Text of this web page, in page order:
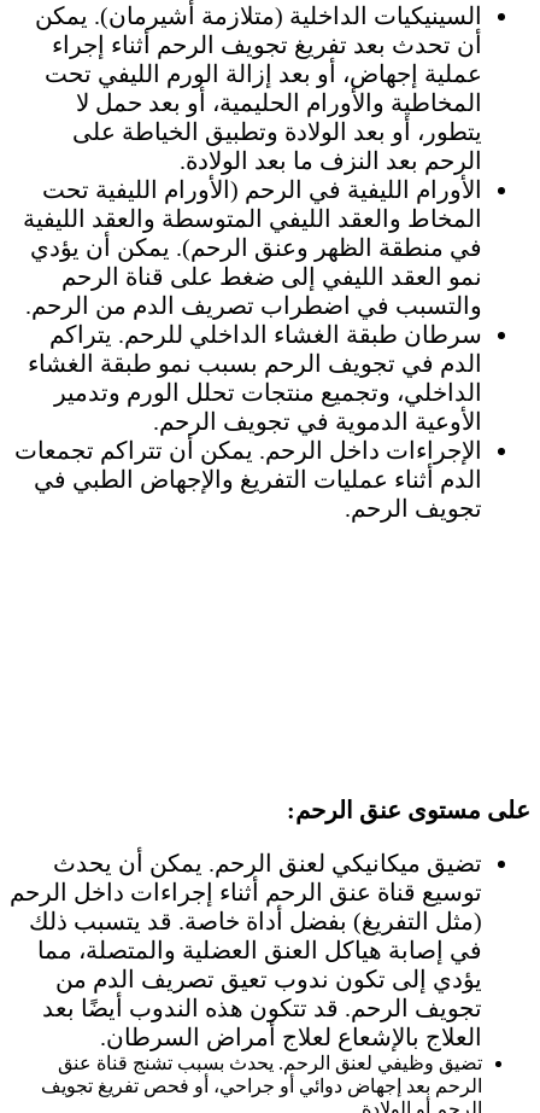
السينيكيات الداخلية (متلازمة أشيرمان). يمكن
أن تحدث بعد تفريغ تجويف الرحم أثناء إجراء
عملية إجهاض، أو بعد إزالة الورم الليفي تحت
المخاطية والأورام الحليمية، أو بعد حمل لا
يتطور، أو بعد الولادة وتطبيق الخياطة على
الرحم بعد النزف ما بعد الولادة.
الأورام الليفية في الرحم (الأورام الليفية تحت
المخاط والعقد الليفي المتوسطة والعقد الليفية
في منطقة الظهر وعنق الرحم). يمكن أن يؤدي
نمو العقد الليفي إلى ضغط على قناة الرحم
والتسبب في اضطراب تصريف الدم من الرحم.
سرطان طبقة الغشاء الداخلي للرحم. يتراكم
الدم في تجويف الرحم بسبب نمو طبقة الغشاء
الداخلي، وتجميع منتجات تحلل الورم وتدمير
الأوعية الدموية في تجويف الرحم.
الإجراءات داخل الرحم. يمكن أن تتراكم تجمعات
الدم أثناء عمليات التفريغ والإجهاض الطبي في
تجويف الرحم.
على مستوى عنق الرحم:
تضيق ميكانيكي لعنق الرحم. يمكن أن يحدث
توسيع قناة عنق الرحم أثناء إجراءات داخل الرحم
(مثل التفريغ) بفضل أداة خاصة. قد يتسبب ذلك
في إصابة هياكل العنق العضلية والمتصلة، مما
يؤدي إلى تكون ندوب تعيق تصريف الدم من
تجويف الرحم. قد تتكون هذه الندوب أيضًا بعد
العلاج بالإشعاع لعلاج أمراض السرطان.
تضيق وظيفي لعنق الرحم. يحدث بسبب تشنج قناة عنق
الرحم بعد إجهاض دوائي أو جراحي، أو فحص تفريغ تجويف
الرحم أو الولادة.